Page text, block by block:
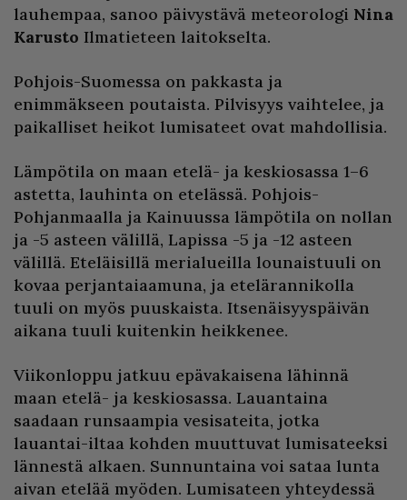
lauhempaa, sanoo päivystävä meteorologi Nina
Karusto Ilmatieteen laitokselta.
Pohjois-Suomessa on pakkasta ja
enimmäkseen poutaista. Pilvisyys vaihtelee, ja
paikalliset heikot lumisateet ovat mahdollisia.
Lämpötila on maan etelä- ja keskiosassa 1–6
astetta, lauhinta on etelässä. Pohjois-
Pohjanmaalla ja Kainuussa lämpötila on nollan
ja -5 asteen välillä, Lapissa -5 ja -12 asteen
välillä. Eteläisillä merialueilla lounaistuuli on
kovaa perjantaiaamuna, ja etelärannikolla
tuuli on myös puuskaista. Itsenäisyyspäivän
aikana tuuli kuitenkin heikkenee.
Viikonloppu jatkuu epävakaisena lähinnä
maan etelä- ja keskiosassa. Lauantaina
saadaan runsaampia vesisateita, jotka
lauantai-iltaa kohden muuttuvat lumisateeksi
lännestä alkaen. Sunnuntaina voi sataa lunta
aivan etelää myöden. Lumisateen yhteydessä